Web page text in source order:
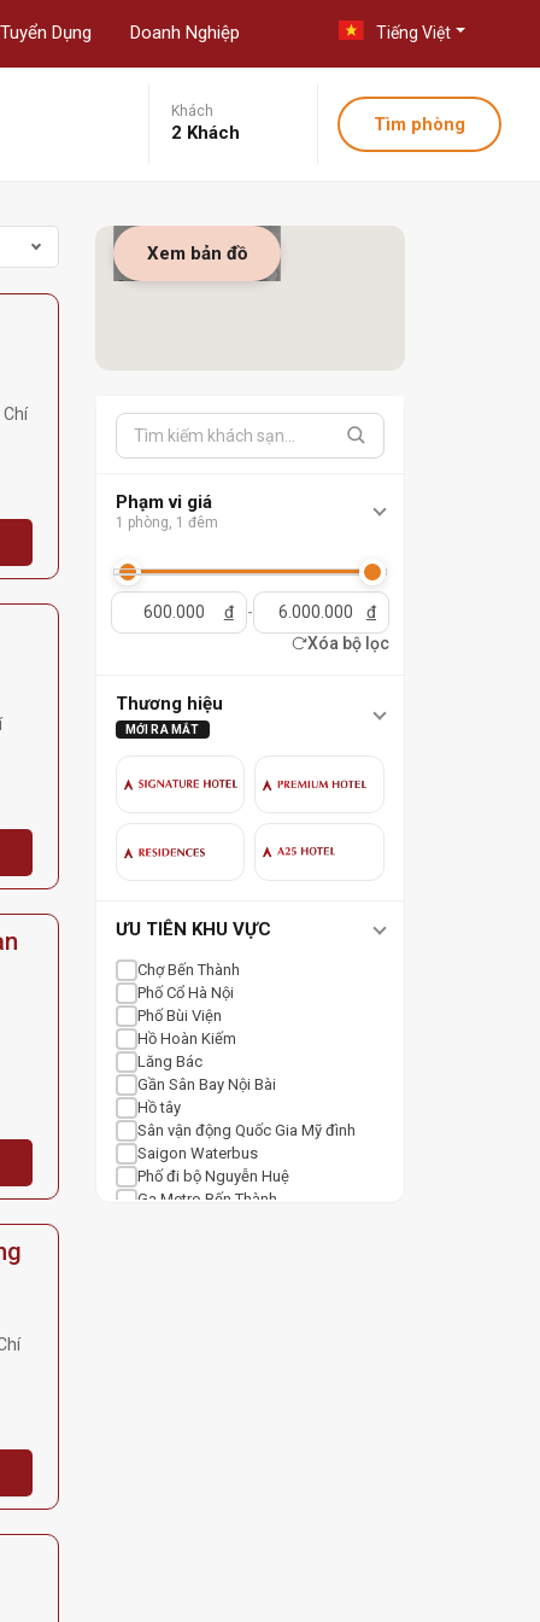
Tuyển Dụng Doanh Nghiệp Tiếng Việt
Khách
2 Khách Tìm phòng
Xem bản đồ
Phạm vi giá
1 phòng, 1 đêm
đ -
đ
Xóa bộ lọc
Thương hiệu
MỚI RA MẮT
ƯU TIÊN KHU VỰC
Chợ Bến Thành
Phố Cổ Hà Nội
Phố Bùi Viện
Hồ Hoàn Kiếm
Lăng Bác
Gần Sân Bay Nội Bài
Hồ tây
Sân vận động Quốc Gia Mỹ đình
Saigon Waterbus
Phố đi bộ Nguyễn Huệ
Ga Metro Bến Thành